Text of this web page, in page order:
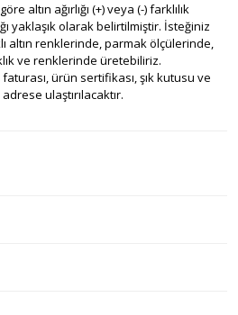
altın ağırlığı (+) veya (-) farklılık
yaklaşık olarak belirtilmiştir. İsteğiniz
altın renklerinde, parmak ölçülerinde,
ve renklerinde üretebiliriz.
ürün sertifikası, şık kutusu ve
ulaştırılacaktır.